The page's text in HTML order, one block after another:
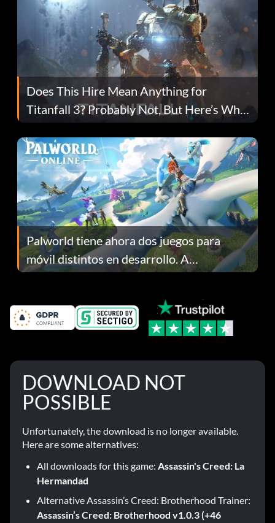
Does This Hire Mean Anything for
Titanfall 3? Probably Not, But Here’s Why
Fans Are Hopeful
Palworld tiene ahora dos juegos para
móvil distintos en desarrollo. A
continuación te explicamos por qué.
DOWNLOAD NOT
POSSIBLE
Unfortunately, the download is no longer available.
Here are some alternatives:
All downloads for this game: Assassin's Creed: La
Hermandad
Alternative Assassin’s Creed: Brotherhood Trainer:
Assassin’s Creed: Brotherhood v1.0.3 (+46